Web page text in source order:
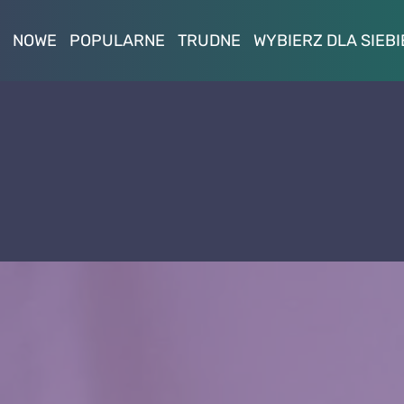
NOWE POPULARNE TRUDNE WYBIERZ DLA